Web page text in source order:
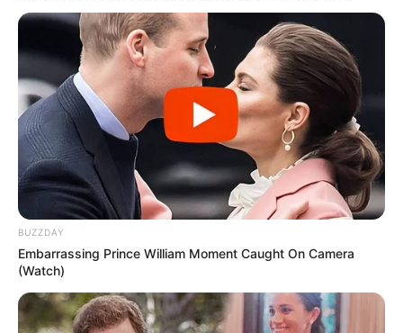
Fonte: Da Redação/Assessoria
PASSAGEM 30/12/2022 Foto: Divulgação
Share FacebookWhatsAppTelegramMessenger
X
BUZZDAY
Embarrassing Prince William Moment Caught On Camera
(Watch)